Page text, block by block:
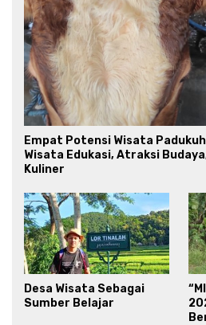
Empat Potensi Wisata
Wisata Edukasi, Atraksi
Kuliner
Desa Wisata Sebagai
Sumber Belajar